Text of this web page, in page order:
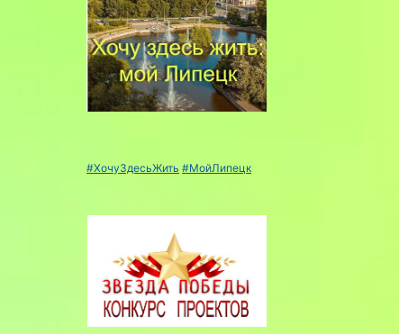
#ХочуЗдесьЖить #МойЛипецк